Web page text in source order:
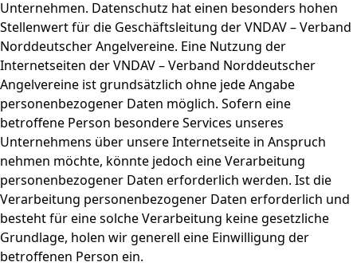
Unternehmen. Datenschutz hat einen besonders hohen
Stellenwert für die Geschäftsleitung der VNDAV – Verband
Norddeutscher Angelvereine. Eine Nutzung der
Internetseiten der VNDAV – Verband Norddeutscher
Angelvereine ist grundsätzlich ohne jede Angabe
personenbezogener Daten möglich. Sofern eine
betroffene Person besondere Services unseres
Unternehmens über unsere Internetseite in Anspruch
nehmen möchte, könnte jedoch eine Verarbeitung
personenbezogener Daten erforderlich werden. Ist die
Verarbeitung personenbezogener Daten erforderlich und
besteht für eine solche Verarbeitung keine gesetzliche
Grundlage, holen wir generell eine Einwilligung der
betroffenen Person ein.